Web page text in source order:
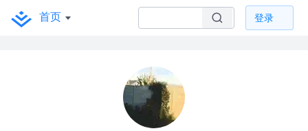
首页 登录